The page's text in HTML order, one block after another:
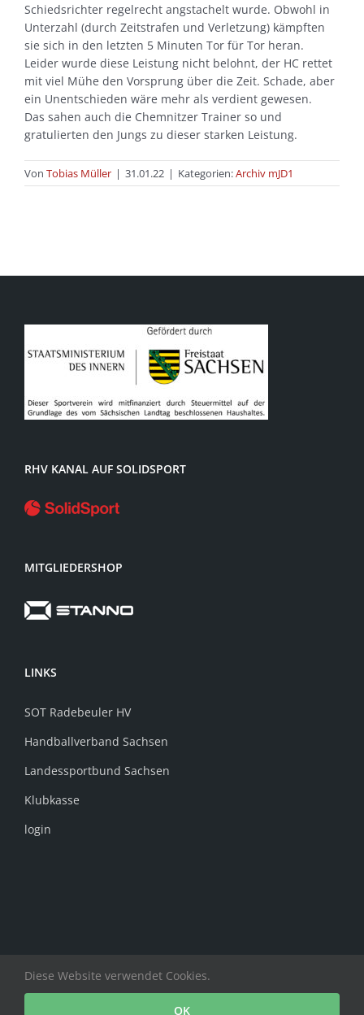
Schiedsrichter regelrecht angstachelt wurde. Obwohl in
Unterzahl (durch Zeitstrafen und Verletzung) kämpften
sie sich in den letzten 5 Minuten Tor für Tor heran.
Leider wurde diese Leistung nicht belohnt, der HC rettet
mit viel Mühe den Vorsprung über die Zeit. Schade, aber
ein Unentschieden wäre mehr als verdient gewesen.
Das sahen auch die Chemnitzer Trainer so und
gratulierten den Jungs zu dieser starken Leistung.
Von Tobias Müller | 31.01.22 | Kategorien:Archiv mJD1
RHV KANAL AUF SOLIDSPORT
MITGLIEDERSHOP
LINKS
SOT Radebeuler HV
Handballverband Sachsen
Landessportbund Sachsen
Klubkasse
login
Copyright Radebeuler HV e.V. | All Rights Reserved
Facebook
Diese Website verwendet Cookies.
OK